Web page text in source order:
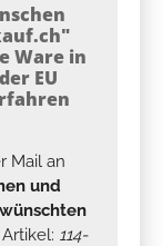
Ware in
EU
Mail an
und
114-